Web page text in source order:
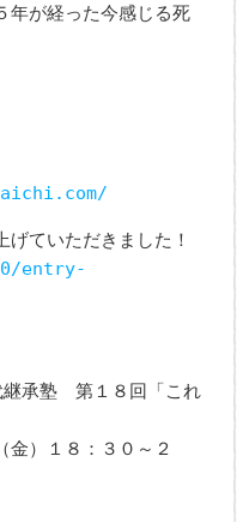
年が経った今感じる死
ていただきました！
entry-
継承塾 第１８回「これ
金）１８：３０～２